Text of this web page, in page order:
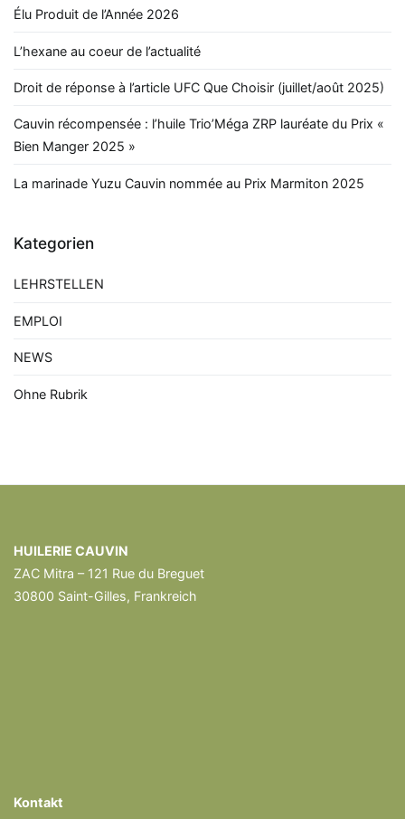
Élu Produit de l’Année 2026
L’hexane au coeur de l’actualité
Droit de réponse à l’article UFC Que Choisir (juillet/août 2025)
Cauvin récompensée : l’huile Trio’Méga ZRP lauréate du Prix «
Bien Manger 2025 »
La marinade Yuzu Cauvin nommée au Prix Marmiton 2025
Kategorien
LEHRSTELLEN
EMPLOI
NEWS
Ohne Rubrik
HUILERIE CAUVIN
ZAC Mitra – 121 Rue du Breguet
30800 Saint-Gilles, Frankreich
Kontakt